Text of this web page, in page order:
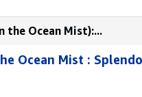
the Ocean Mist):...
Ocean Mist :